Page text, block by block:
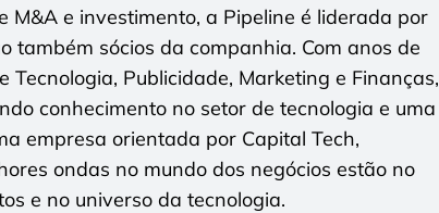
M&A e investimento, a Pipeline é liderada por
também sócios da companhia. Com anos de
Tecnologia, Publicidade, Marketing e Finanças,
conhecimento no setor de tecnologia e uma
empresa orientada por Capital Tech,
ondas no mundo dos negócios estão no
e no universo da tecnologia.